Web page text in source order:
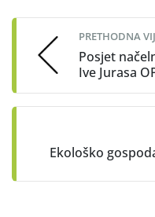
navigation
PRETHODNA
Posjet
Ive Jurasa
Ekološko